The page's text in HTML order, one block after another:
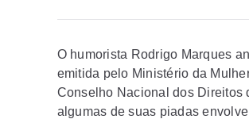
O humorista Rodrigo Marques
emitida pelo Ministério da
Conselho Nacional dos Direitos
algumas de suas piadas